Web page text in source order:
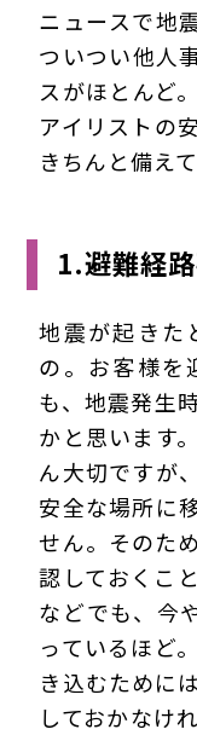
ニュースで地
ついつい他人
スがほとんど
アイリストの
きちんと備え
1.避難経
地震が起きた
の。お客様を
も、地震発生
かと思います
ん大切ですが
安全な場所に
せん。そのた
認しておくこ
などでも、今
っているほど
き込むために
しておかなけ